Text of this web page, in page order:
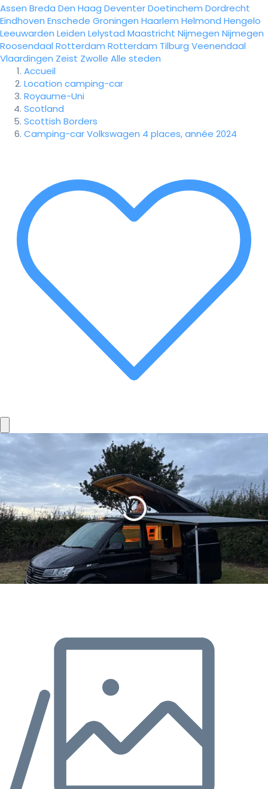
Assen Breda Den Haag DeventerDoetinchem Dordrecht
Eindhoven Enschede Groningen Haarlem Helmond Hengelo
Leeuwarden Leiden Lelystad Maastricht Nijmegen Nijmegen
Roosendaal Rotterdam Rotterdam Tilburg Veenendaal
Vlaardingen Zeist Zwolle Alle steden
Accueil
Location camping-car
Royaume-Uni
Scotland
Scottish Borders
Camping-car Volkswagen 4 places, année 2024